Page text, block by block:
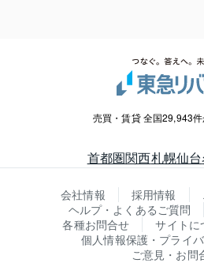
売買・賃貸 全国29,943
首都圏関西札幌仙台
会社情報 採用情報
ヘルプ・よくあるご質問
各種お問合せ
サイトに
個人情報保護・プライ
ご意見・お問